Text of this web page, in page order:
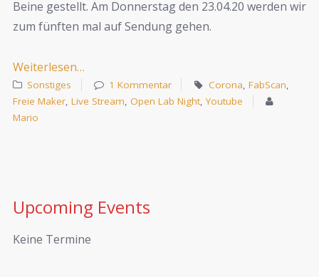
Beine gestellt. Am Donnerstag den 23.04.20 werden wir
zum fünften mal auf Sendung gehen.
Weiterlesen…
Sonstiges 1 Kommentar Corona, FabScan,
Freie Maker, Live Stream, Open Lab Night,Youtube
Mario
Upcoming Events
Keine Termine